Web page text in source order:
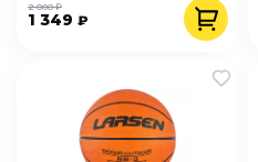
1 349 ₽
2 000 ₽